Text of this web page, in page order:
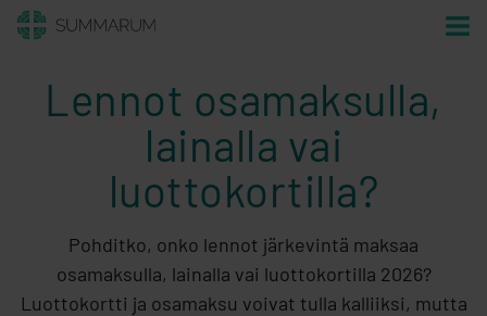
Lennot osamaksulla,
lainalla vai
luottokortilla?
Pohditko, onko lennot järkevintä maksaa
osamaksulla, lainalla vai luottokortilla 2026?
Luottokortti ja osamaksu voivat tulla kalliiksi, mutta